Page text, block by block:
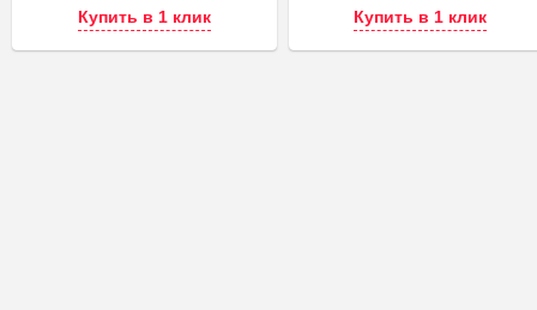
Купить в 1 клик Купить в 1 клик